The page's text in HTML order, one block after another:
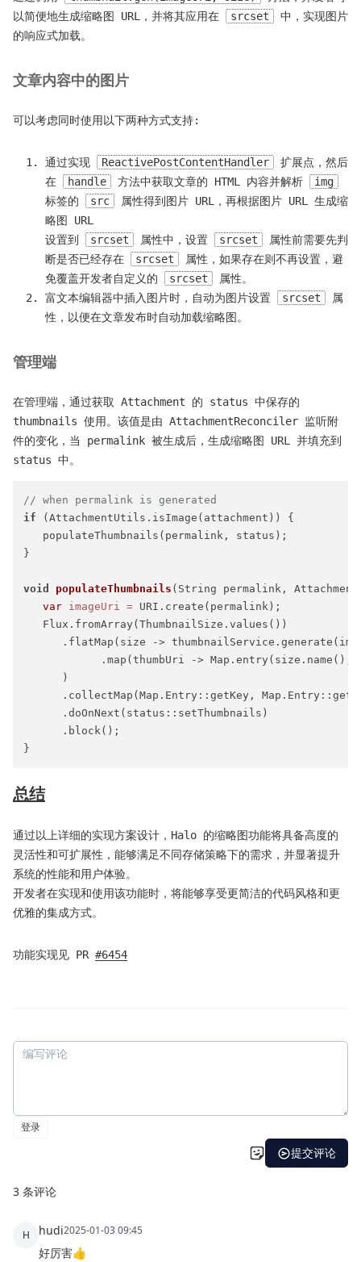
以简便地生成缩略图 URL，并将其应用在
srcset
中，实现图片
的响应式加载。
文章内容中的图片
可以考虑同时使用以下两种方式支持:
通过实现 ReactivePostContentHandler
扩展点，然后
在
handle 方法中获取文章的 HTML 内容并解析
img
标签的
src
属性得到图片 URL，再根据图片 URL 生成缩
略图 URL
设置到
srcset 属性中，设置 srcset
属性前需要先判
断是否已经存在
srcset
属性，如果存在则不再设置，避
免覆盖开发者自定义的
srcset
属性。
富文本编辑器中插入图片时，自动为图片设置
srcset
属
性，以便在文章发布时自动加载缩略图。
管理端
在管理端，通过获取 Attachment 的 status 中保存的
thumbnails 使用。该值是由 AttachmentReconciler 监听附
件的变化，当 permalink 被生成后，生成缩略图 URL 并填充到
status 中。
// when permalink is generated
if (AttachmentUtils.isImage(attachment)) {
   populateThumbnails(permalink, status);
}
void populateThumbnails (String permalink,
var imageUri = URI.create(permalink);
   Flux.fromArray(ThumbnailSize.values())
.flatMap(size ->
.map(thumbUri -> Map.entry(size.name(),
      )
.collectMap(Map.Entry::getKey,
      .doOnNext(status::setThumbnails)
      .block();
总结
通过以上详细的实现方案设计，Halo 的缩略图功能将具备高度的
灵活性和可扩展性，能够满足不同存储策略下的需求，并显著提升
系统的性能和用户体验。
开发者在实现和使用该功能时，将能够享受更简洁的代码风格和更
优雅的集成方式。
功能实现见 PR #6454